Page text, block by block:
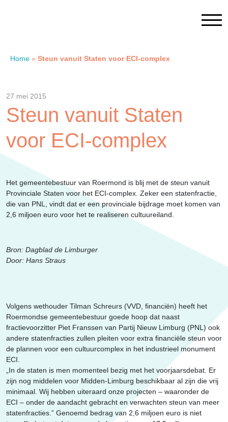
Contact
SAM Limburg
Actueel
Overheid
Home » Steun vanuit Staten voor ECI-complex
27 mei 2015
Steun vanuit Staten
voor ECI-complex
Het gemeentebestuur van Roermond is blij met de steun vanuit
Provinciale Staten voor het ECI-complex. Zeker een statenfractie,
die van PNL, vindt dat er een provinciale bijdrage moet komen van
2,6 miljoen euro voor het te realiseren cultuureiland.
Bron: Dagblad de Limburger
Door: Hans Straus
Volgens wethouder Tilman Schreurs (VVD, financiën) heeft het
Roermondse gemeentebestuur goede hoop dat naast
fractievoorzitter Piet Franssen van Partij Nieuw Limburg (PNL) ook
andere statenfracties zullen pleiten voor extra financiële steun voor
de plannen voor een cultuurcomplex in het industrieel monument
ECI.
„In de staten is men momenteel bezig met het voorjaarsdebat. Er
zijn nog middelen voor Midden-Limburg beschikbaar al zijn die vrij
minimaal. Wij hebben uiteraard onze projecten – waaronder de
ECI – onder de aandacht gebracht en verwachten steun van meer
statenfracties.” Genoemd bedrag van 2,6 miljoen euro is niet